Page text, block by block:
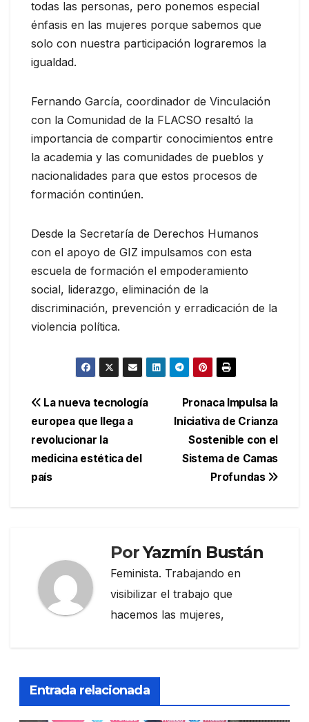
todas las personas, pero ponemos especial
énfasis en las mujeres porque sabemos que
solo con nuestra participación lograremos la
igualdad.
Fernando García, coordinador de Vinculación
con la Comunidad de la FLACSO resaltó la
importancia de compartir conocimientos entre
la academia y las comunidades de pueblos y
nacionalidades para que estos procesos de
formación continúen.
Desde la Secretaría de Derechos Humanos
con el apoyo de GIZ impulsamos con esta
escuela de formación el empoderamiento
social, liderazgo, eliminación de la
discriminación, prevención y erradicación de la
violencia política.
Navegación
de
entradas
Pronaca Impulsa la
Iniciativa de Crianza
Sostenible con el
Sistema de Camas
Profundas
La nueva tecnología
europea que llega a
revolucionar la
medicina estética del
país
PorYazmín Bustán
Feminista. Trabajando en
visibilizar el trabajo que
hacemos las mujeres,
Entrada relacionada